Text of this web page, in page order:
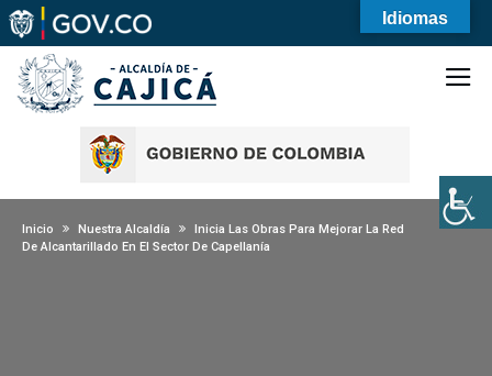
Inicio Nuestra Alcaldía
Inicia Las Obras Para Mejorar La Red
De Alcantarillado En El Sector De Capellanía
Idiomas